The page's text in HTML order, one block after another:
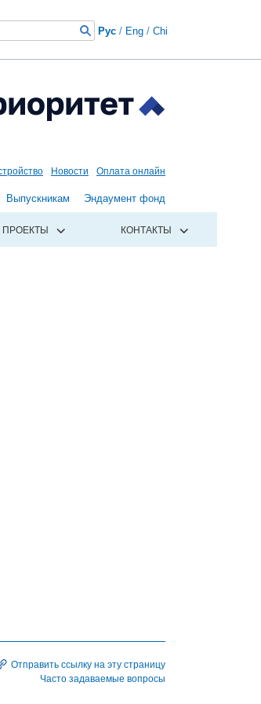
Рус / Eng / Chi
Новости Оплата онлайн
Выпускникам Эндаумент фонд
ПРОЕКТЫ КОНТАКТЫ
Отправить ссылку на эту страницу
Часто задаваемые вопросы